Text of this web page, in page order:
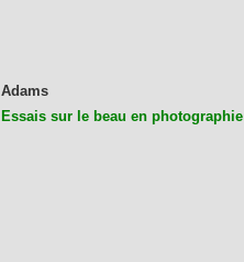
Adams
Essais sur le beau en photographie